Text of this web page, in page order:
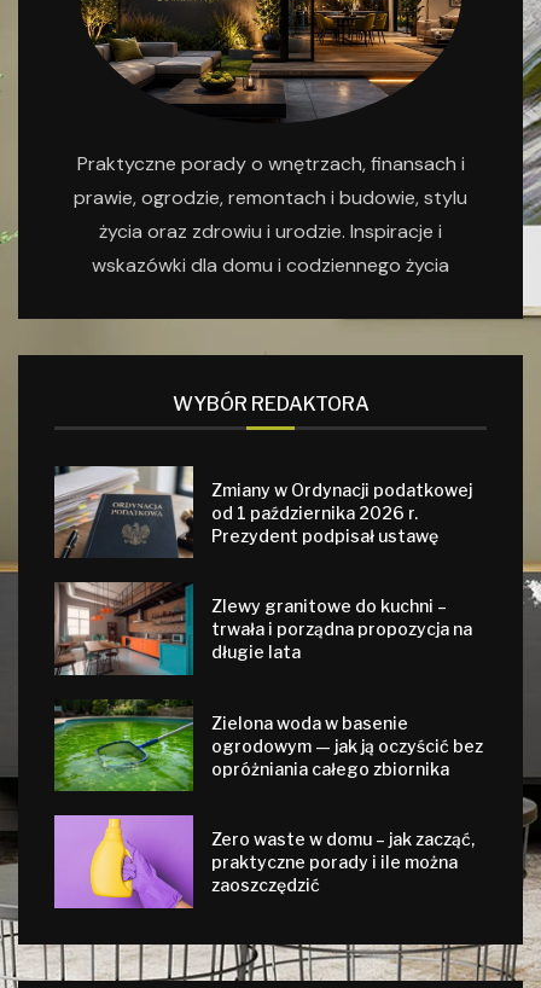
Praktyczne porady o wnętrzach, finansach i
prawie, ogrodzie, remontach i budowie, stylu
życia oraz zdrowiu i urodzie. Inspiracje i
wskazówki dla domu i codziennego życia
WYBÓR REDAKTORA
Zmiany w Ordynacji podatkowej
od 1 października 2026 r.
Prezydent podpisał ustawę
Zlewy granitowe do kuchni –
trwała i porządna propozycja na
długie lata
Zielona woda w basenie
ogrodowym — jak ją oczyścić bez
opróżniania całego zbiornika
Zero waste w domu – jak zacząć,
praktyczne porady i ile można
zaoszczędzić